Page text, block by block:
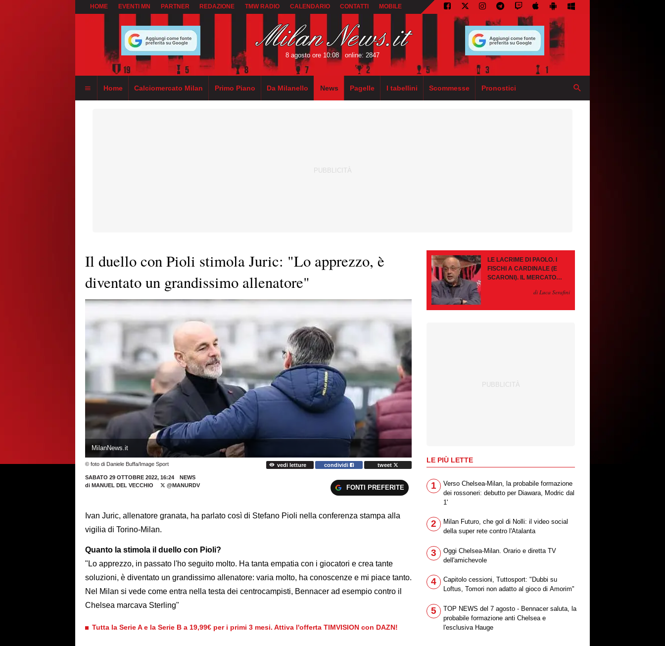
HOME EVENTI MN PARTNER REDAZIONE TMW RADIO CALENDARIO CONTATTI MOBILE
8 agosto ore 10:08 online: 2847
Home Calciomercato Milan Primo Piano Da Milanello News Pagelle I tabellini Scommesse Pronostici
Il duello con Pioli stimola Juric: "Lo apprezzo, è
diventato un grandissimo allenatore"
MilanNews.it
© foto di Daniele Buffa/Image Sport vedi letture condividi tweet
SABATO 29 OTTOBRE 2022, 16:24
NEWS
di MANUEL DEL VECCHIO @MANURDV FONTI PREFERITE
Ivan Juric, allenatore granata, ha parlato così di Stefano Pioli nella conferenza stampa alla
vigilia di Torino-Milan.
Quanto la stimola il duello con Pioli?
"Lo apprezzo, in passato l'ho seguito molto. Ha tanta empatia con i giocatori e crea tante
soluzioni, è diventato un grandissimo allenatore: varia molto, ha conoscenze e mi piace tanto.
Nel Milan si vede come entra nella testa dei centrocampisti, Bennacer ad esempio contro il
Chelsea marcava Sterling"
Tutta la Serie A e la Serie B a 19,99€ per i primi 3 mesi. Attiva l'offerta TIMVISION con DAZN!
LE LACRIME DI PAOLO. I
FISCHI A CARDINALE (E
SCARONI). IL MERCATO
PAZIENZA, SE RESTA È
di Luca Serafini
LE PIÙ LETTE
1
Verso Chelsea-Milan, la probabile formazione
dei rossoneri: debutto per Diawara, Modric dal
1'
2
Milan Futuro, che gol di Nolli: il video social
della super rete contro l'Atalanta
3
Oggi Chelsea-Milan. Orario e diretta TV
dell'amichevole
4
Capitolo cessioni, Tuttosport: "Dubbi su
Loftus, Tomori non adatto al gioco di Amorim"
5
TOP NEWS del 7 agosto - Bennacer saluta, la
probabile formazione anti Chelsea e
l'esclusiva Hauge